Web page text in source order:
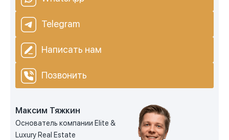
Telegram
Написать нам
Позвонить
Максим Тяжкин
Основатель компании Elite &
Luxury Real Estate